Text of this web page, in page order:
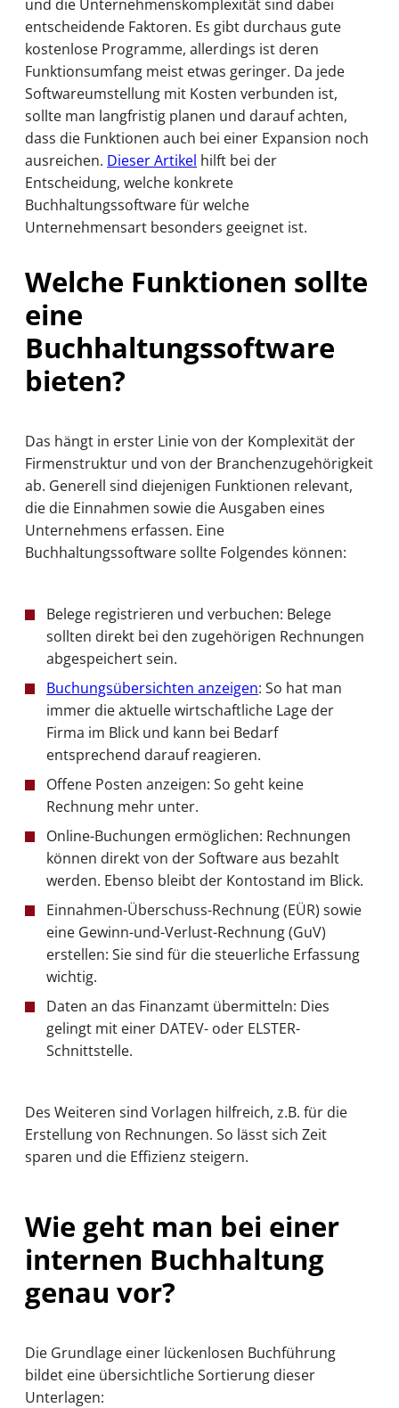
und die Unternehmenskomplexität sind dabei
entscheidende Faktoren. Es gibt durchaus gute
kostenlose Programme, allerdings ist deren
Funktionsumfang meist etwas geringer. Da jede
Softwareumstellung mit Kosten verbunden ist,
sollte man langfristig planen und darauf achten,
dass die Funktionen auch bei einer Expansion noch
ausreichen. Dieser Artikel hilft bei der
Entscheidung, welche konkrete
Buchhaltungssoftware für welche
Unternehmensart besonders geeignet ist.
Welche Funktionen sollte
eine
Buchhaltungssoftware
bieten?
Das hängt in erster Linie von der Komplexität der
Firmenstruktur und von der Branchenzugehörigkeit
ab. Generell sind diejenigen Funktionen relevant,
die die Einnahmen sowie die Ausgaben eines
Unternehmens erfassen. Eine
Buchhaltungssoftware sollte Folgendes können:
Belege registrieren und verbuchen: Belege
sollten direkt bei den zugehörigen Rechnungen
abgespeichert sein.
Buchungsübersichten anzeigen: So hat man
immer die aktuelle wirtschaftliche Lage der
Firma im Blick und kann bei Bedarf
entsprechend darauf reagieren.
Offene Posten anzeigen: So geht keine
Rechnung mehr unter.
Online-Buchungen ermöglichen: Rechnungen
können direkt von der Software aus bezahlt
werden. Ebenso bleibt der Kontostand im Blick.
Einnahmen-Überschuss-Rechnung (EÜR) sowie
eine Gewinn-und-Verlust-Rechnung (GuV)
erstellen: Sie sind für die steuerliche Erfassung
wichtig.
Daten an das Finanzamt übermitteln: Dies
gelingt mit einer DATEV- oder ELSTER-
Schnittstelle.
Des Weiteren sind Vorlagen hilfreich, z.B. für die
Erstellung von Rechnungen. So lässt sich Zeit
sparen und die Effizienz steigern.
Wie geht man bei einer
internen Buchhaltung
genau vor?
Die Grundlage einer lückenlosen Buchführung
bildet eine übersichtliche Sortierung dieser
Unterlagen: